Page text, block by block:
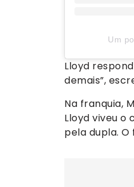
Um
Lloyd
demais”,
Na franquia,
Lloyd viveu o
pela dupla. O